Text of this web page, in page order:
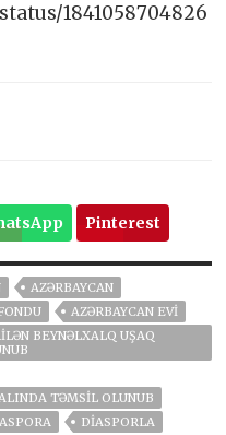
1841058704826
Pinterest
AZƏRBAYCAN
AZƏRBAYCAN EVI
BEYNƏLXALQ UŞAQ
TƏMSIL OLUNUB
DIASPORLA